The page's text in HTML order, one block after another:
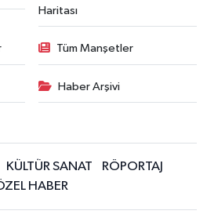
Haritası
Tüm Manşetler
Haber Arşivi
KÜLTÜR SANAT
RÖPORTAJ
HABER